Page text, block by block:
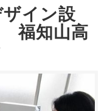
イン設
福知山高